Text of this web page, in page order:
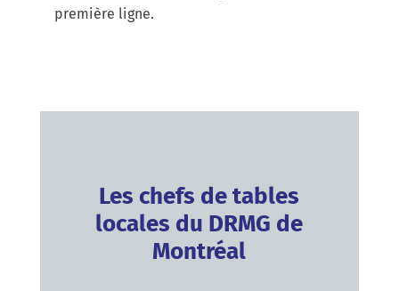
première ligne.
Les chefs de tables
locales du DRMG de
Montréal